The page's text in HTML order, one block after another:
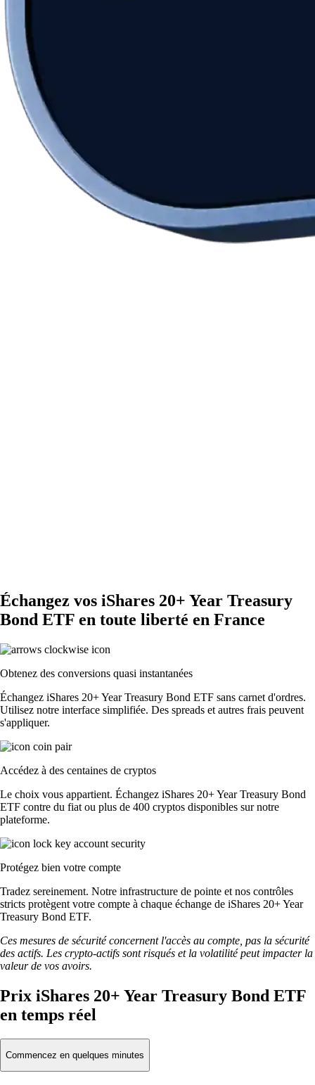
Échangez vos iShares 20+ Year Treasury
Bond ETF en toute liberté en France
Obtenez des conversions quasi instantanées
Échangez iShares 20+ Year Treasury Bond ETF sans carnet d'ordres.
Utilisez notre interface simplifiée. Des spreads et autres frais peuvent
s'appliquer.
Accédez à des centaines de cryptos
Le choix vous appartient. Échangez iShares 20+ Year Treasury Bond
ETF contre du fiat ou plus de 400 cryptos disponibles sur notre
plateforme.
Protégez bien votre compte
Tradez sereinement. Notre infrastructure de pointe et nos contrôles
stricts protègent votre compte à chaque échange de iShares 20+ Year
Treasury Bond ETF.
Ces mesures de sécurité concernent l'accès au compte, pas la sécurité
des actifs. Les crypto-actifs sont risqués et la volatilité peut impacter la
valeur de vos avoirs.
Prix iShares 20+ Year Treasury Bond ETF
en temps réel
Commencez en quelques minutes